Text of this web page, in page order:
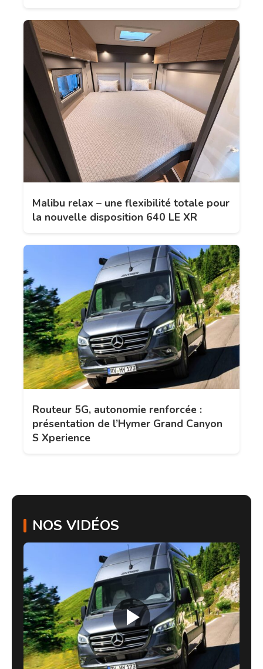
Malibu relax – une flexibilité totale pour
la nouvelle disposition 640 LE XR
Routeur 5G, autonomie renforcée :
présentation de l’Hymer Grand Canyon
S Xperience
NOS VIDÉOS